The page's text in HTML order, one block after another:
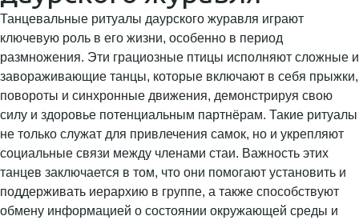
Танцевальные ритуалы даурского журавля играют
ключевую роль в его жизни, особенно в период
размножения. Эти грациозные птицы исполняют сложные и
завораживающие танцы, которые включают в себя прыжки,
повороты и синхронные движения, демонстрируя свою
силу и здоровье потенциальным партнёрам. Такие ритуалы
не только служат для привлечения самок, но и укрепляют
социальные связи между членами стаи. Важность этих
танцев заключается в том, что они помогают установить и
поддерживать иерархию в группе, а также способствуют
обмену информацией о состоянии окружающей среды и